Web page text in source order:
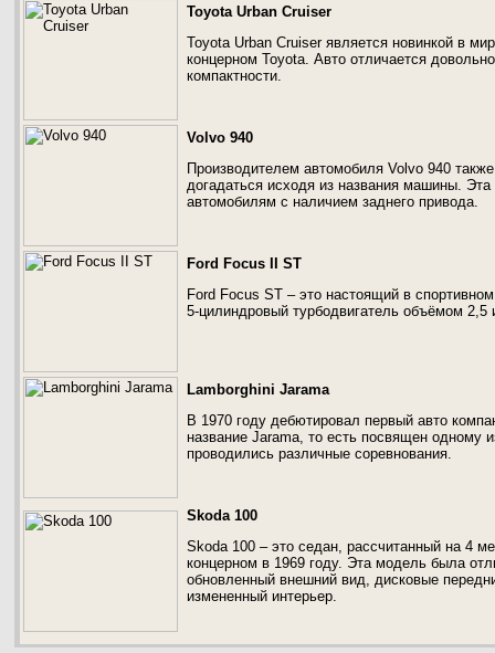
Toyota Urban Cruiser
Toyota Urban Cruiser является новинкой в
концерном Toyota. Авто отличается
компактности.
Volvo 940
Производителем автомобиля Volvo 940
догадаться исходя из названия машины.
автомобилям с наличием заднего привода.
Ford Focus II ST
Ford Focus ST – это настоящий в
5-цилиндровый турбодвигатель объёмом 2,5
Lamborghini Jarama
В 1970 году дебютировал первый авто
название Jarama, то есть посвящен одному
проводились различные соревнования.
Skoda 100
Skoda 100 – это седан, рассчитанный на 4
концерном в 1969 году. Эта модель была
обновленный внешний вид, дисковые
измененный интерьер.